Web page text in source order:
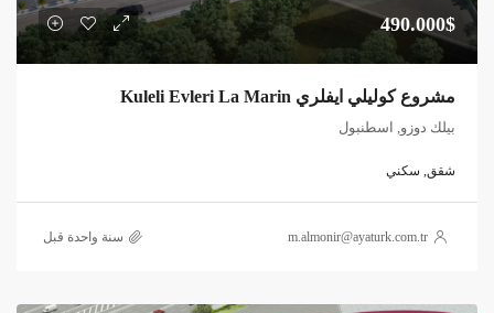
490.000$
مشروع كوليلي ايفلري Kuleli Evleri La Marin
بيلك دوزو, اسطنبول
شقق, سكني
m.almonir@ayaturk.com.tr ‏سنة واحدة قبل